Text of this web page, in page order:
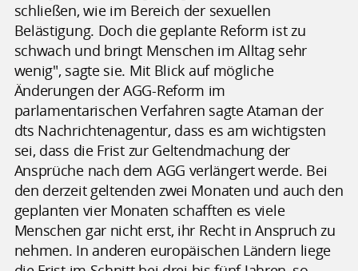
schließen, wie im Bereich der sexuellen
Belästigung. Doch die geplante Reform ist zu
schwach und bringt Menschen im Alltag sehr
wenig", sagte sie. Mit Blick auf mögliche
Änderungen der AGG-Reform im
parlamentarischen Verfahren sagte Ataman der
dts Nachrichtenagentur, dass es am wichtigsten
sei, dass die Frist zur Geltendmachung der
Ansprüche nach dem AGG verlängert werde. Bei
den derzeit geltenden zwei Monaten und auch den
geplanten vier Monaten schafften es viele
Menschen gar nicht erst, ihr Recht in Anspruch zu
nehmen. In anderen europäischen Ländern liege